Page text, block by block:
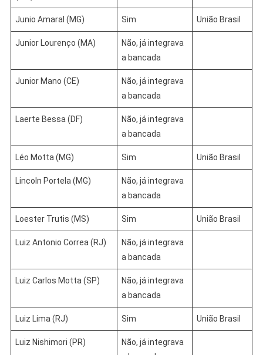
Junio Amaral (MG) Sim União Brasil
Junior Lourenço (MA)
Não, já integrava
a bancada
Junior Mano (CE)
Não, já integrava
a bancada
Laerte Bessa (DF)
Não, já integrava
a bancada
Léo Motta (MG) Sim União Brasil
Lincoln Portela (MG)
Não, já integrava
a bancada
Loester Trutis (MS) Sim União Brasil
Luiz Antonio Correa (RJ)
Não, já integrava
a bancada
Luiz Carlos Motta (SP)
Não, já integrava
a bancada
Luiz Lima (RJ) Sim União Brasil
Luiz Nishimori (PR)
Não, já integrava